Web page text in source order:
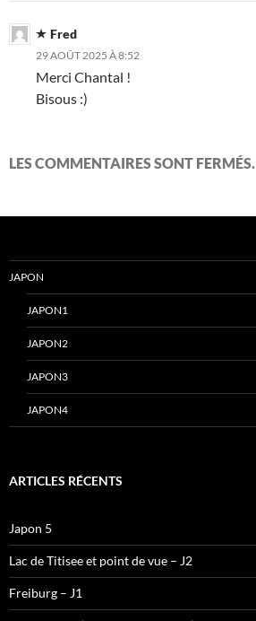
Fred
29 AOÛT 2025 À 8:52
Merci Chantal !
Bisous :)
LES COMMENTAIRES SONT FERMÉS.
JAPON
JAPON1
JAPON2
JAPON3
JAPON4
ARTICLES RÉCENTS
Japon 5
Lac de Titisee et point de vue – J2
Freiburg – J1